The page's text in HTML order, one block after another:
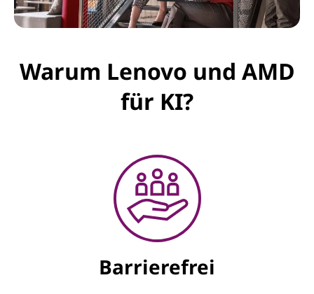
Warum Lenovo und AMD
für KI?
Barrierefrei